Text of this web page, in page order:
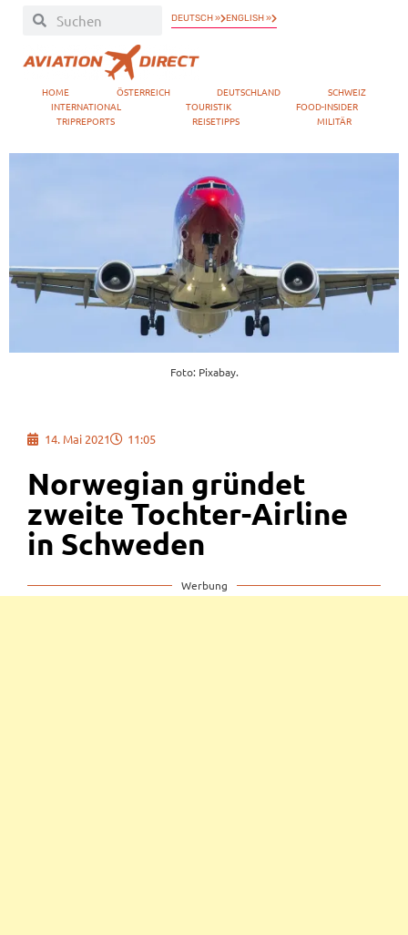
DEUTSCH » ENGLISH »
HOME ÖSTERREICH DEUTSCHLAND
SCHWEIZ
INTERNATIONAL
TOURISTIK
FOOD-INSIDER
TRIPREPORTS
REISETIPPS MILITÄR
Foto: Pixabay.
14. Mai 2021 11:05
Norwegian gründet
zweite Tochter-Airline
in Schweden
Werbung